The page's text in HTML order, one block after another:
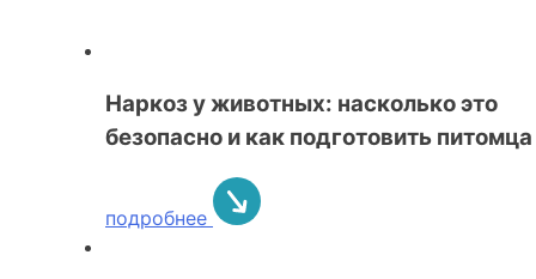
Наркоз у животных: насколько это
безопасно и как подготовить питомца
подробнее